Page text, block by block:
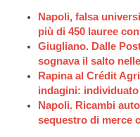
Napoli, falsa
più di 450 lauree
Giugliano. Dalle
sognava il salto
Rapina al Crédit
indagini:
Napoli. Ricambi
sequestro di merce